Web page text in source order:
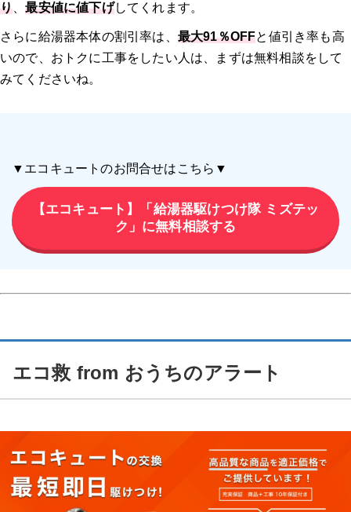
り 、最安値に値下げしてくれます。
さらに給湯器本体の割引率は、 最大91％OFFと値引き率も高
いので、おトクに工事をしたい人は、まずは無料相談をして
みてくださいね。
▼エコキュートのお問合せはこちら▼
【エコキュート】「給湯器駆けつけ隊 ミズテッ
ク」に無料相談する
エコ救 from おうちのアラート